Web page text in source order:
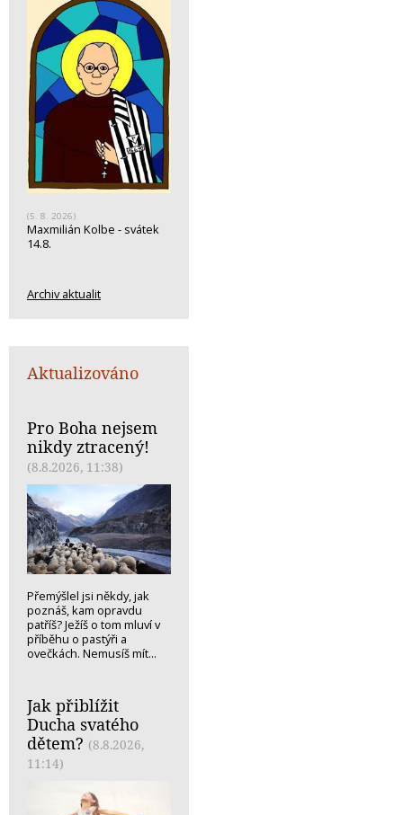
(5. 8. 2026)
Maxmilián Kolbe - svátek
14.8.
Archiv aktualit
Aktualizováno
Pro Boha nejsem
nikdy ztracený!
(8.8.2026, 11:38)
Přemýšlel jsi někdy, jak
poznáš, kam opravdu
patříš? Ježíš o tom mluví v
příběhu o pastýři a
ovečkách. Nemusíš mít...
Jak přiblížit
Ducha svatého
dětem? (8.8.2026,
11:14)